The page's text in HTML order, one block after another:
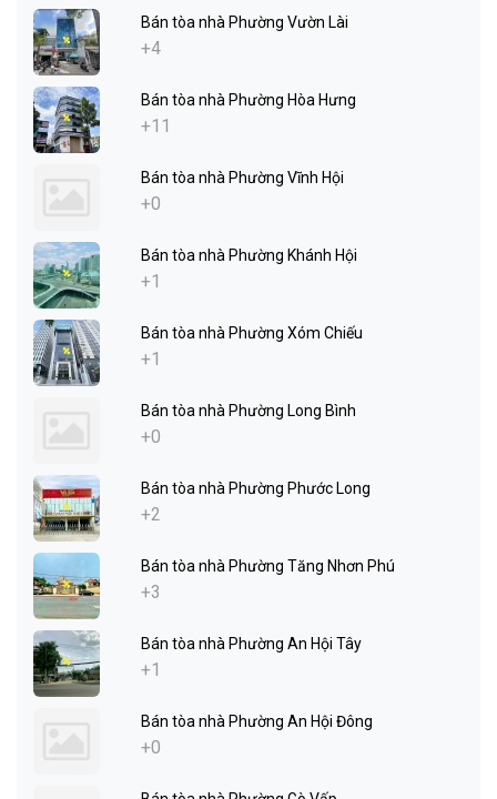
Bán tòa nhà Phường Vườn Lài
+4
Bán tòa nhà Phường Hòa Hưng
+11
Bán tòa nhà Phường Vĩnh Hội
+0
Bán tòa nhà Phường Khánh Hội
+1
Bán tòa nhà Phường Xóm Chiếu
+1
Bán tòa nhà Phường Long Bình
+0
Bán tòa nhà Phường Phước Long
+2
Bán tòa nhà Phường Tăng Nhơn Phú
+3
Bán tòa nhà Phường An Hội Tây
+1
Bán tòa nhà Phường An Hội Đông
+0